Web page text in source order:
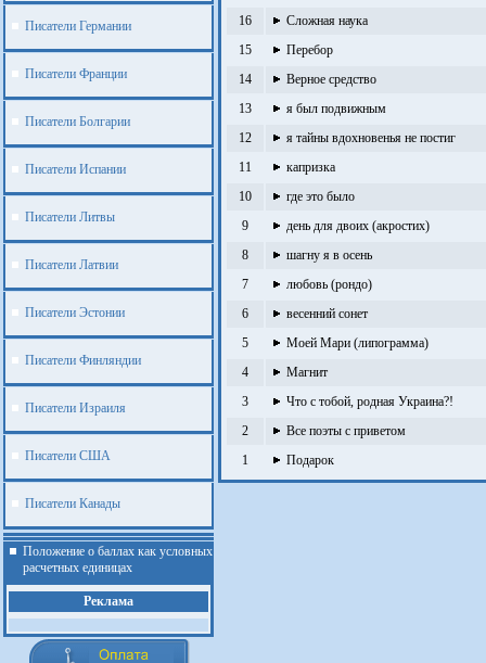
Писатели Германии
Писатели Франции
Писатели Болгарии
Писатели Испании
Писатели Литвы
Писатели Латвии
Писатели Эстонии
Писатели Финляндии
Писатели Израиля
Писатели США
Писатели Канады
Положение о баллах как условных
расчетных единицах
Реклама
16
Сложная наука
15
Перебор
14
Верное средство
13
я был подвижным
12
я тайны вдохновенья не постиг
11
капризка
10
где это было
9
день для двоих (акростих)
8
шагну я в осень
7
любовь (рондо)
6
весенний сонет
5
Моей Мари (липограмма)
4
Магнит
3
Что с тобой, родная Украина?!
2
Все поэты с приветом
1
Подарок